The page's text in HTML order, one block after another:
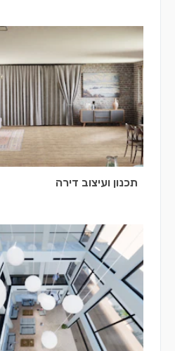
תכנון ועיצוב דירה